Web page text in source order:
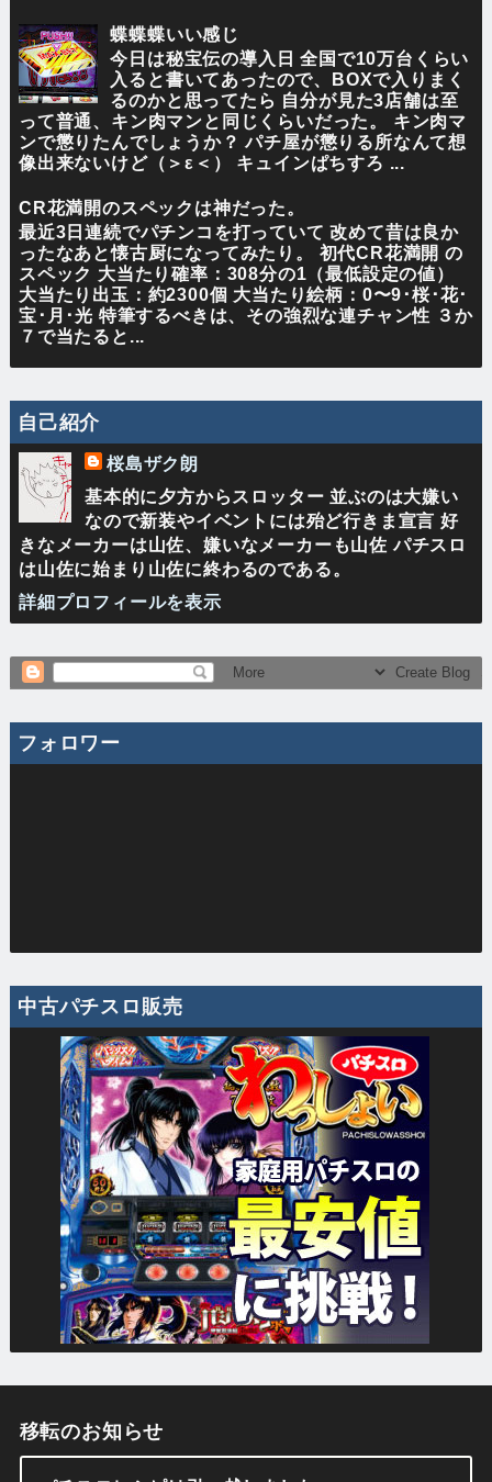
蝶蝶蝶いい感じ
今日は秘宝伝の導入日 全国で10万台くらい
入ると書いてあったので、BOXで入りまく
るのかと思ってたら 自分が見た3店舗は至
って普通、キン肉マンと同じくらいだった。 キン肉マ
ンで懲りたんでしょうか？ パチ屋が懲りる所なんて想
像出来ないけど（＞ε＜） キュインぱちすろ ...
CR花満開のスペックは神だった。
最近3日連続でパチンコを打っていて 改めて昔は良か
ったなあと懐古厨になってみたり。 初代CR花満開 の
スペック 大当たり確率：308分の1（最低設定の値）
大当たり出玉：約2300個 大当たり絵柄：0〜9･桜･花･
宝･月･光 特筆するべきは、その強烈な連チャン性 ３か
７で当たると...
自己紹介
桜島ザク朗
基本的に夕方からスロッター 並ぶのは大嫌い
なので新装やイベントには殆ど行きま宣言 好
きなメーカーは山佐、嫌いなメーカーも山佐 パチスロ
は山佐に始まり山佐に終わるのである。
詳細プロフィールを表示
フォロワー
中古パチスロ販売
移転のお知らせ